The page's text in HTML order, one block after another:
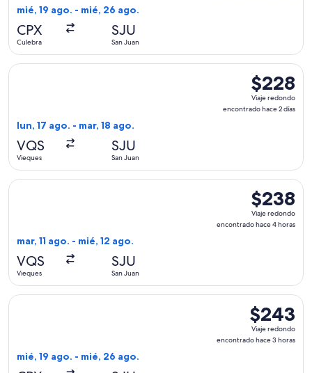
mié, 19 ago. - mié, 26 ago.
CPX
Culebra
SJU
San Juan
$228
Viaje
redondo,
$228
Viaje redondo
encontrado hace 2 días
lun, 17 ago. - mar, 18 ago.
VQS
Vieques
SJU
San Juan
Seleccionar vuelo de Cape Air, con salida el lun, 17 ago.
$238
Viaje
redondo,
$238
Viaje redondo
encontrado hace 4 horas
mar, 11 ago. - mié, 12 ago.
VQS
Vieques
SJU
San Juan
Seleccionar vuelo de Cape Air, con salida el mar, 11 ago.
$243
Viaje
redondo,
$243
Viaje redondo
encontrado hace 3 horas
mié, 19 ago. - mié, 26 ago.
Seleccionar vuelo de Cape Air, con salida el mié, 19 ago.